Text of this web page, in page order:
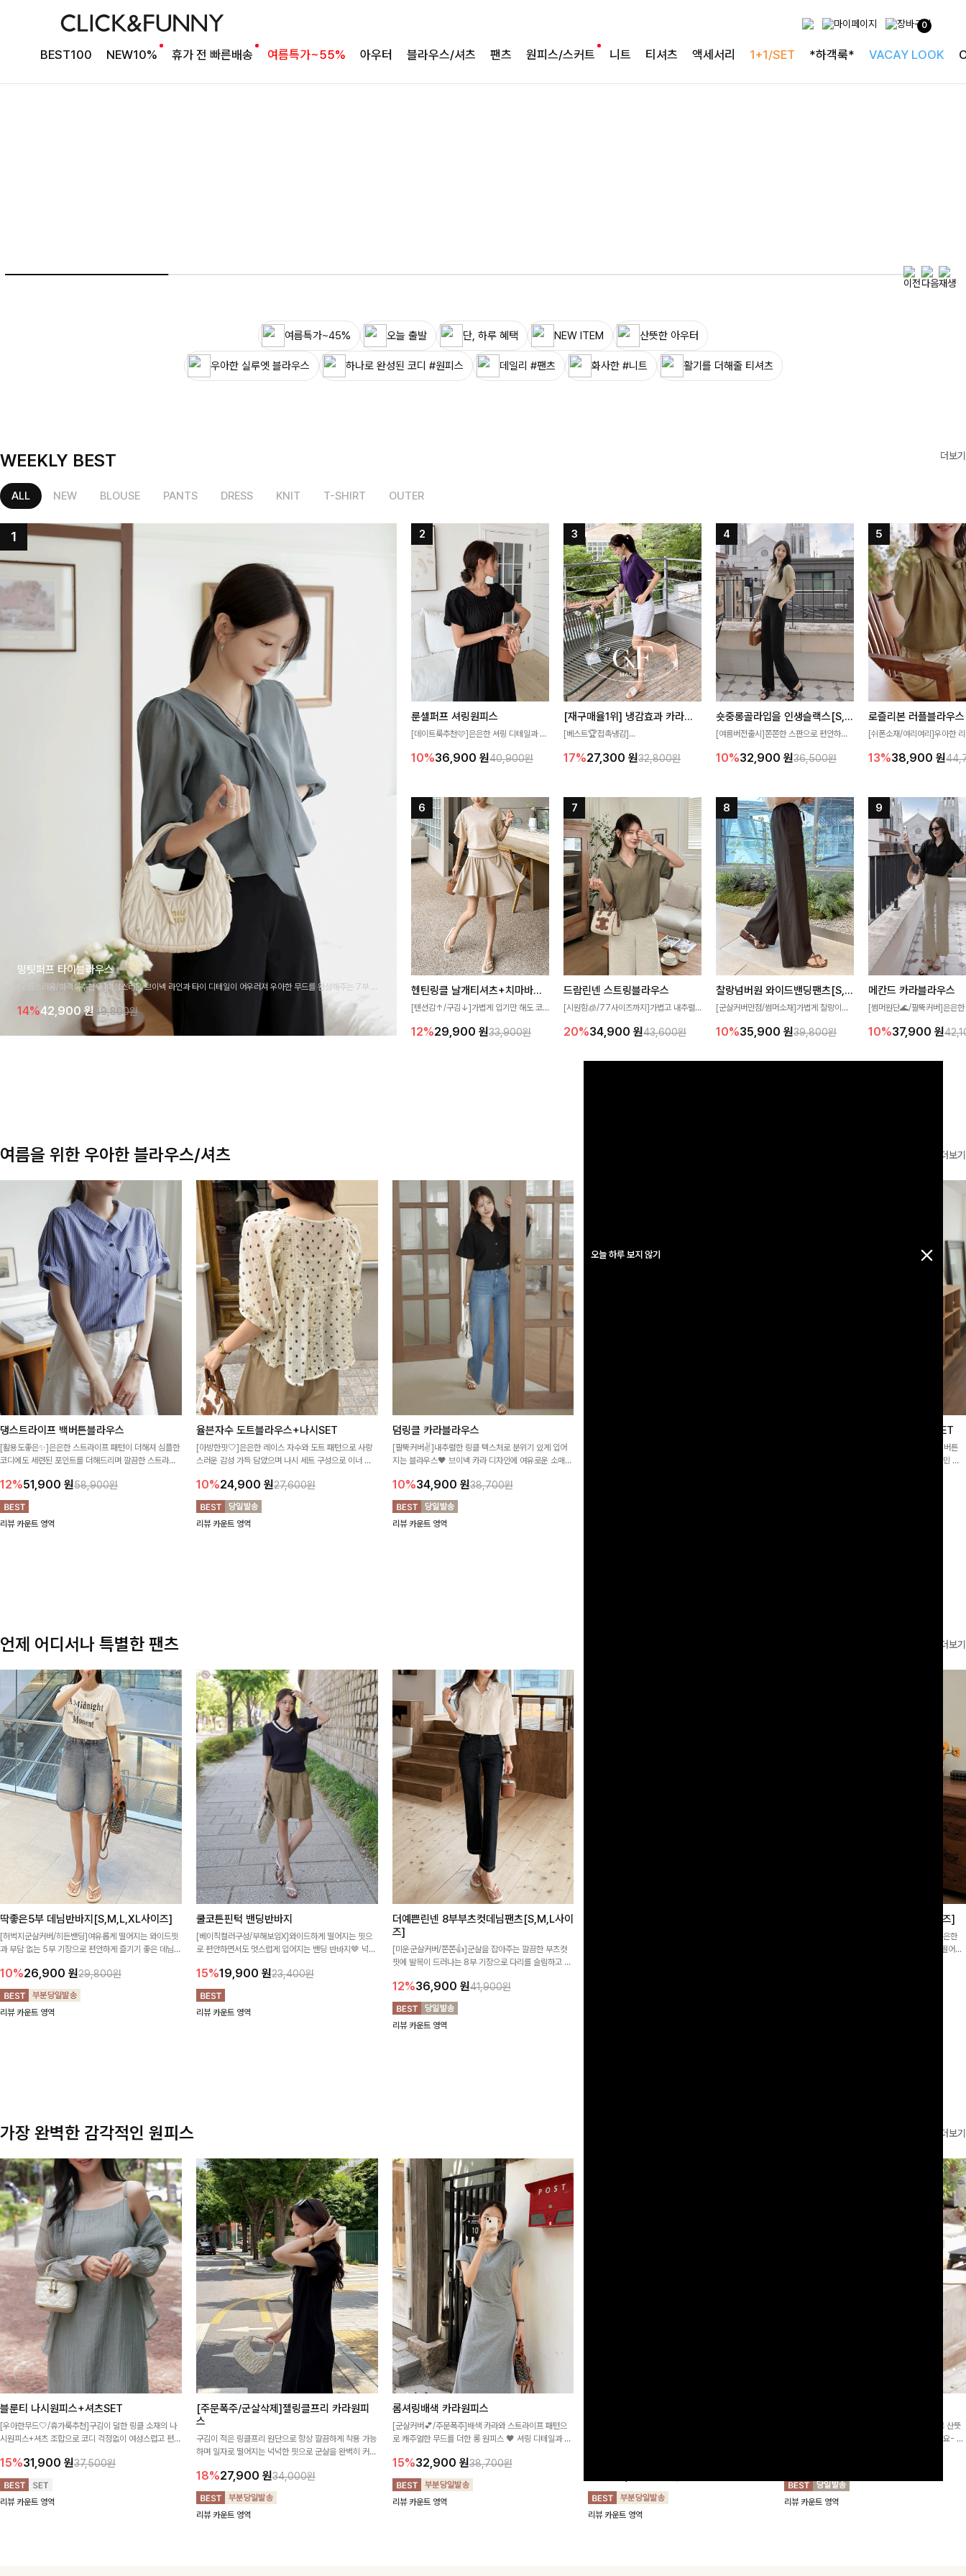
0
BEST100 NEW10% 휴가 전 빠른배송 여름특가~55% 아우터 블라우스/셔츠 팬츠 원피스/스커트 니트 티셔츠 액세서리 1+1/SET *하객룩* VACAY LOOK
오늘 하루 보지 않기
여름의 끝을 완성할
감각적인 원피스
특별한 날을 빛내는
하객룩의 정석
여름특가~45% 오늘 출발 단, 하루 혜택 NEW ITEM 산뜻한 아우터
우아한 실루엣 블라우스 하나로 완성된 코디 #원피스 데일리 #팬츠 화사한 #니트 활기를 더해줄 티셔츠
WEEKLY BEST 더보기
ALL NEW BLOUSE PANTS DRESS KNIT T-SHIRT OUTER
밍팃퍼프 타이블라우스
[고급스러움/하객룩추천💎]여성스러운 브이넥 라인과 타이 디테일이 어우러져 우아한 무드를 완성해주는 7부 블
라우스 🤍 여유로운 7부 소매로 편안하게 착용되며 데일리룩부터 출근룩, 하객룩까지 세련된 스타일링을 연출하
기 좋은 아이템이에요
14%42,900원 49,800원
룬셀퍼프 셔링원피스
[데이트룩추천🩷]은은한 셔링 디테일과 퍼
성해주는 원피스🤍 허리 스모크 밴딩이 슬
즐기기 좋아요
10%36,900 원40,900원
[재구매율1위] 냉감효과 카라니트
[베스트🏆접촉냉감]
고 가벼운 소재감으로 여름에도 시원하게
17%27,300 원32,800원
숏중롱골라입을 인생슬랙스[S,M,L,XL사이즈]
[여름버전출시]쫀쫀한 스판으로 편안하게
숏·기본·롱 기장과 와이드·부츠컷 핏까지 취
10%32,900 원36,500원
로즐리본 러플블라우스
[쉬폰소재/여리여리]우아한
분위기를 더해주는 블라우스
좋아요
13%38,900 원
헨틴링클 날개티셔츠+치마바지SET
[텐션감↑/구김↓]가볍게 입기만 해도 코
게 퍼지는 프릴 날개 소매가 우아한 포인트
12%29,900 원33,900원
드람린넨 스트링블라우스
[시원함🧊/77사이즈까지]가볍고 내추럴
없는 슬릿 카라 디자인이 얼굴선을 더욱 시
20%34,900 원43,600원
찰랑넘버원 와이드밴딩팬츠[S,M,L사이즈]
[군살커버만점/썸머소재]가볍게 찰랑이는
편안하게 착용하실 수 있는 팬츠입니다 🖤
감 있는 착용감을 더해드려요!
10%35,900 원39,800원
메칸드 카라블라우스
[썸머원단🌊/팔뚝커버]은은
세련된 무드를 연출해주는 블
은 베이직한 디자인!
10%37,900 원
여름을 위한 우아한 블라우스/셔츠 더보기
댕스트라이프 백버튼블라우스
[활용도좋은✨]은은한 스트라이프 패턴이 더해져 심플한
코디에도 세련된 포인트를 더해드리며 깔끔한 스트라이
12%51,900 원58,900원
리뷰 카운트 영역
율븐자수 도트블라우스+나시SET
[아방한핏🤍]은은한 레이스 자수와 도트 패턴으로 사랑
스러운 감성 가득 담았으며 나시 세트 구성으로 이너 걱
10%24,900 원27,600원
리뷰 카운트 영역
덤링클 카라블라우스
[팔뚝커버✌]내추럴한 링클 텍스처로 분위기 있게 입어
지는 블라우스🖤 브이넥 카라 디자인에 여유로운 소매핏
10%34,900 원38,700원
리뷰 카운트 영역
제딧레이어드 블라우스+플레어팬츠SET
[완성도높은💗]레이어드한 듯 자연스러운 나시와 버튼
원피스가 함께 구성된 세트 아이템입니다. 코디 고민 없
언제 어디서나 특별한 팬츠 더보기
딱좋은5부 데님반바지[S,M,L,XL사이즈]
[허벅지군살커버/히든밴딩]여유롭게 떨어지는 와이드핏
과 부담 없는 5부 기장으로 편안하게 즐기기 좋은 데님
디한 무드로 연출
10%26,900 원29,800원
리뷰 카운트 영역
쿨코튼핀턱 밴딩반바지
[베이직컬러구성/부해보임X]와이드하게 떨어지는 핏으
로 편안하면서도 멋스럽게 입어지는 밴딩 반바지🤎 넉넉
높게 즐겨지는 아이템!
15%19,900 원23,400원
리뷰 카운트 영역
더예쁜린넨 8부부츠컷데님팬츠[S,M,L사이
즈]
[미운군살커버/쫀쫀👍]군살을 잡아주는 깔끔한 부츠컷
핏에 발목이 드러나는 8부 기장으로 다리를 슬림하고 길
요~!
12%36,900 원41,900원
리뷰 카운트 영역
쿨링버튼 8부와이드팬츠[FREE,L사이즈]
[바스락소재💙/8부기장]사이드 버튼 디테일이 은은한
포인트가 되어주는 와이드 팬츠입니다. 여유롭게 떨어지
가장 완벽한 감각적인 원피스 더보기
블룬티 나시원피스+셔츠SET
[우아한무드🤍/휴가룩추천]구김이 덜한 링클 소재의 나
시원피스+셔츠 조합으로 코디 걱정없이 여성스럽고 편안
15%31,900 원37,500원
리뷰 카운트 영역
[주문폭주/군살삭제]젤링클프리 카라원피
스
구김이 적은 링클프리 원단으로 항상 깔끔하게 착용 가능
하며 일자로 떨어지는 넉넉한 핏으로 군살을 완벽히 커버
18%27,900 원34,000원
리뷰 카운트 영역
롬셔링배색 카라원피스
[군살커버💕/주문폭주]배색 카라와 스트라이프 패턴으
로 캐주얼한 무드를 더한 롱 원피스 🖤 셔링 디테일과 쫀
15%32,900 원38,700원
리뷰 카운트 영역
리뷰 카운트 영역
[청순무드/체형커버]꾸안꾸 무드의 정석🤍 가볍고 산뜻
한 착용감으로 여름 내내 손이 자주 가는 원피스예요- 은
리뷰 카운트 영역